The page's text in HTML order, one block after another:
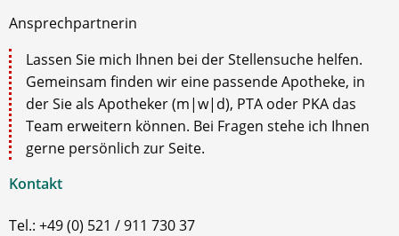
Ansprechpartnerin
Lassen Sie mich Ihnen bei der Stellensuche helfen.
Gemeinsam finden wir eine passende Apotheke, in
der Sie als Apotheker (m|w|d), PTA oder PKA das
Team erweitern können. Bei Fragen stehe ich Ihnen
gerne persönlich zur Seite.
Kontakt
Tel.: +49 (0) 521 / 911 730 37